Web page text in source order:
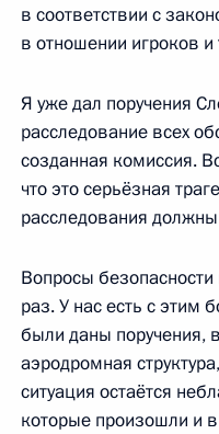
политического
8 сентября 2011 года, 15:00
Встреча с
8 сентября 2011 года, 13:30
Дмитрий Медведев
под Ярославлем
8 сентября 2011 года, 11:30
в соответствии с
в отношении игроков и
Я уже дал поручения
расследование всех
созданная комиссия.
что это серьёзная
расследования
Вопросы
раз. У нас есть с
были даны поручения,
аэродромная
ситуация остаётся
которые произошли и в